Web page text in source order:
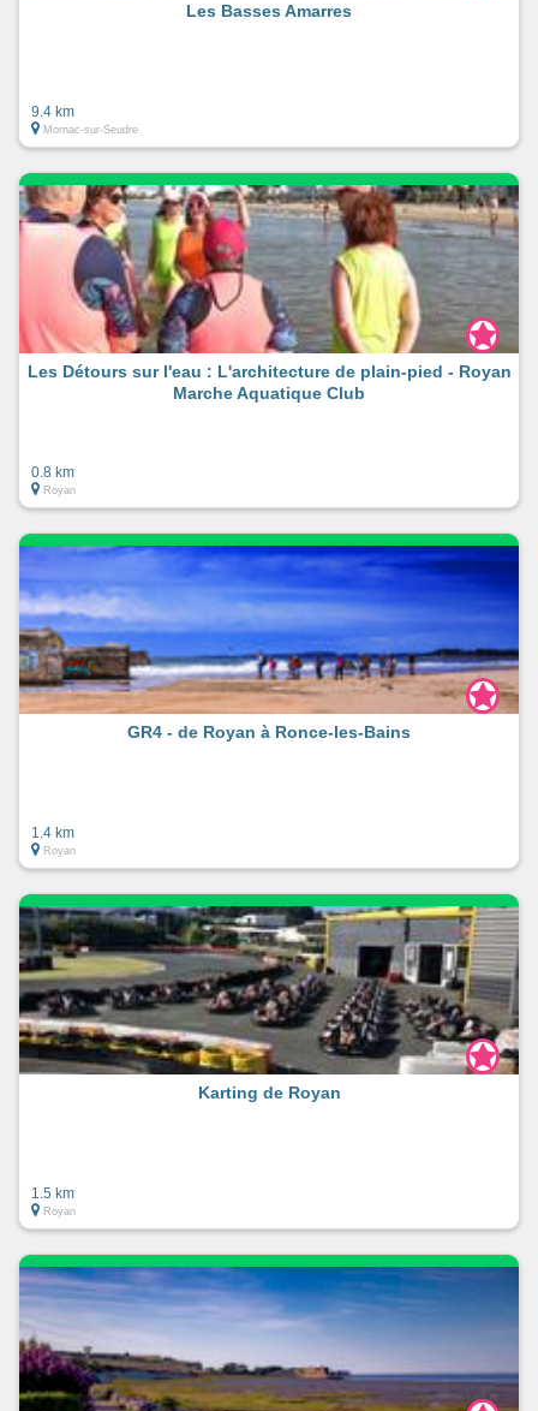
Les Basses Amarres
9.4 km
Mornac-sur-Seudre
Les Détours sur l'eau : L'architecture de plain-pied - Royan
Marche Aquatique Club
0.8 km
Royan
GR4 - de Royan à Ronce-les-Bains
1.4 km
Royan
Karting de Royan
1.5 km
Royan